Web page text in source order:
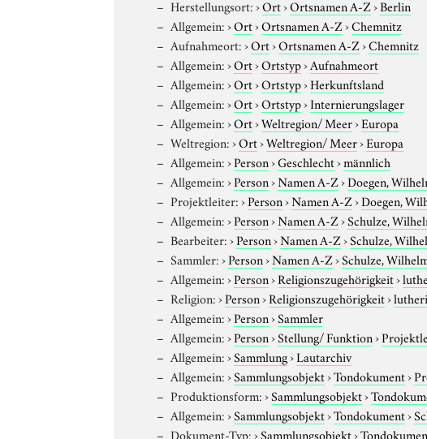
Herstellungsort:›Ort›Ortsnamen A-Z›Berlin
Allgemein:›Ort›Ortsnamen A-Z›Chemnitz
Aufnahmeort:›Ort›Ortsnamen A-Z›Chemnitz
Allgemein:›Ort›Ortstyp›Aufnahmeort
Allgemein:›Ort›Ortstyp›Herkunftsland
Allgemein:›Ort›Ortstyp›Internierungslager
Allgemein:›Ort›Weltregion/ Meer›Europa
Weltregion:›Ort›Weltregion/ Meer›Europa
Allgemein:›Person›Geschlecht›männlich
Allgemein:›Person›Namen A-Z›Doegen,
Projektleiter:›Person›Namen A-Z›Doegen,
Allgemein:›Person›Namen A-Z›Schulze,
Bearbeiter:›Person›Namen A-Z›Schulze,
Sammler:›Person›Namen A-Z›Schulze,
Allgemein:›Person›Religionszugehörigkeit›
Religion:›Person›Religionszugehörigkeit›
Allgemein:›Person›Sammler
Allgemein:›Person›Stellung/ Funktion›
Allgemein:›Sammlung›Lautarchiv
Allgemein:›Sammlungsobjekt›Tondokument›
Produktionsform:›Sammlungsobjekt›
Allgemein:›Sammlungsobjekt›Tondokument›
Dokument-Typ:›Sammlungsobjekt›